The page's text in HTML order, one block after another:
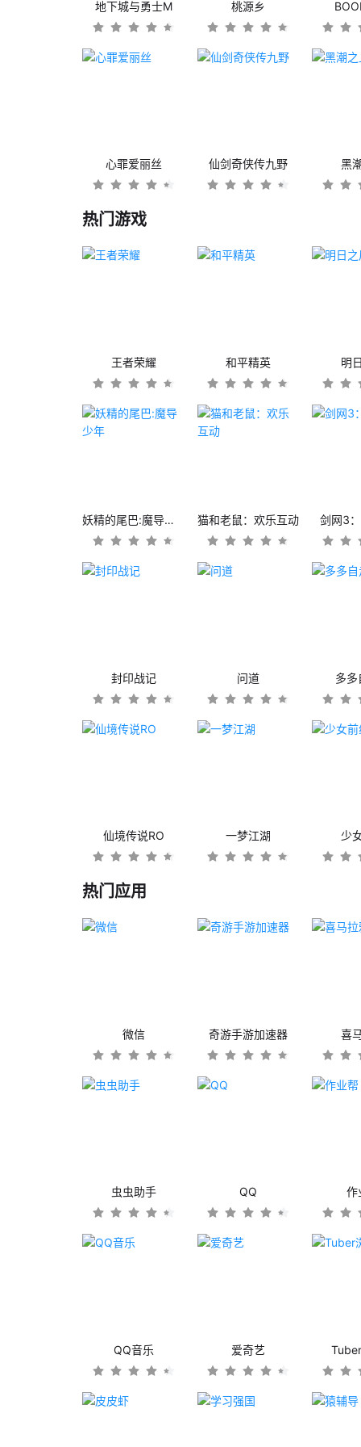
地下城与勇士M 桃源乡
心罪爱丽丝 仙剑奇侠传九野 黑
热门游戏
王者荣耀 和平精英 明
妖精的尾巴:魔导少年 猫和老鼠：欢乐互动 剑网3
封印战记 问道 多多
仙境传说RO 一梦江湖 少
热门应用
微信 奇游手游加速器 喜
虫虫助手 QQ 作
QQ音乐 爱奇艺